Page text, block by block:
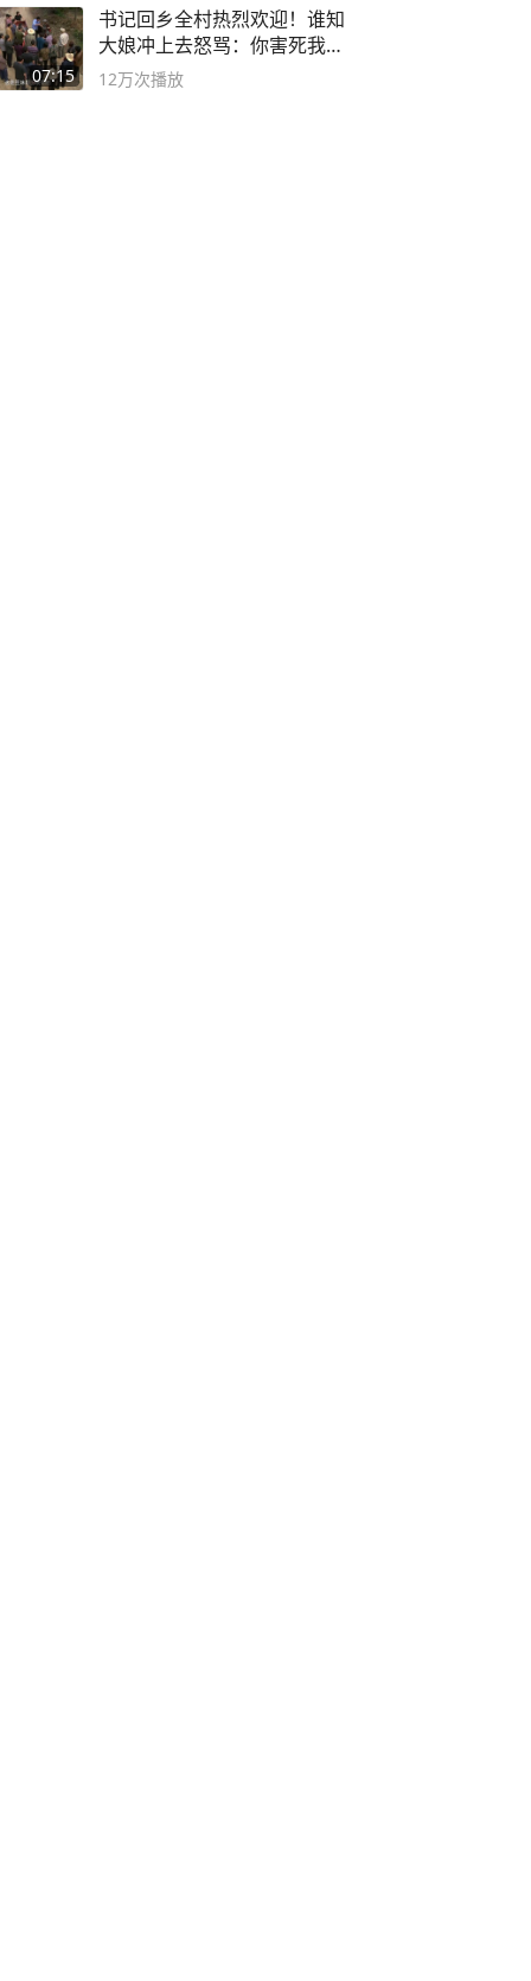
07:15
书记回乡全村热烈欢迎！谁知
大娘冲上去怒骂：你害死我儿
子
12万次播放